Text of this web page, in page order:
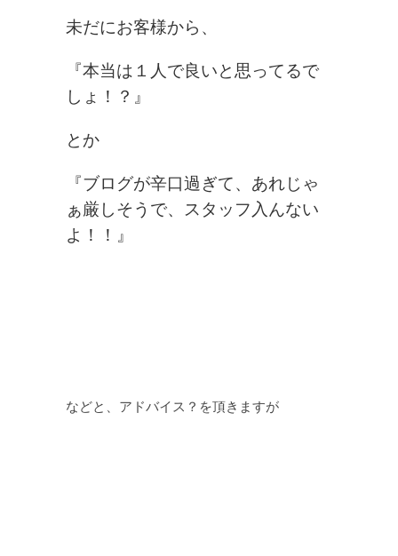
未だにお客様から、
『本当は１人で良いと思ってるで
しょ！？』
とか
『ブログが辛口過ぎて、あれじゃ
ぁ厳しそうで、スタッフ入んない
よ！！』
などと、アドバイス？を頂きますが